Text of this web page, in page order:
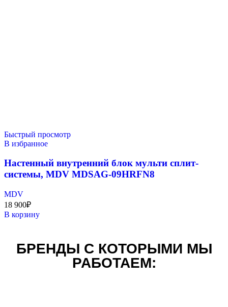
Быстрый просмотр
В избранное
Настенный внутренний блок мульти сплит-
системы, MDV MDSAG-09HRFN8
MDV
18 900₽
В корзину
БРЕНДЫ С КОТОРЫМИ МЫ
РАБОТАЕМ: